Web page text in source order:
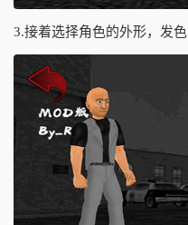
3.接着选择角色的外形，发